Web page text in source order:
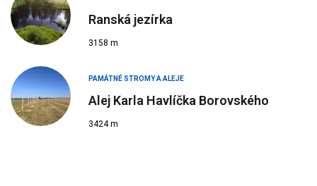
Ranská jezírka
3158 m
PAMÁTNÉ STROMY A ALEJE
Alej Karla Havlíčka Borovského
3424 m